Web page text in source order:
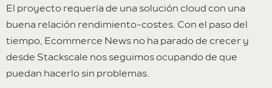
El proyecto requería de una solución cloud con una
buena relación rendimiento-costes. Con el paso del
tiempo, Ecommerce News no ha parado de crecer y
desde Stackscale nos seguimos ocupando de que
puedan hacerlo sin problemas.